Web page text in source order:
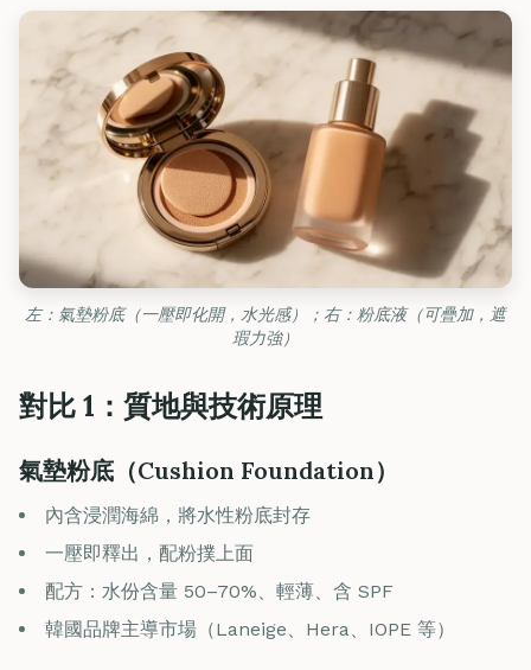
左：氣墊粉底（一壓即化開，水光感）；右：粉底液（可疊加，遮
瑕力強）
對比 1：質地與技術原理
氣墊粉底（Cushion Foundation）
內含浸潤海綿，將水性粉底封存
一壓即釋出，配粉撲上面
配方：水份含量 50–70%、輕薄、含 SPF
韓國品牌主導市場（Laneige、Hera、IOPE 等）